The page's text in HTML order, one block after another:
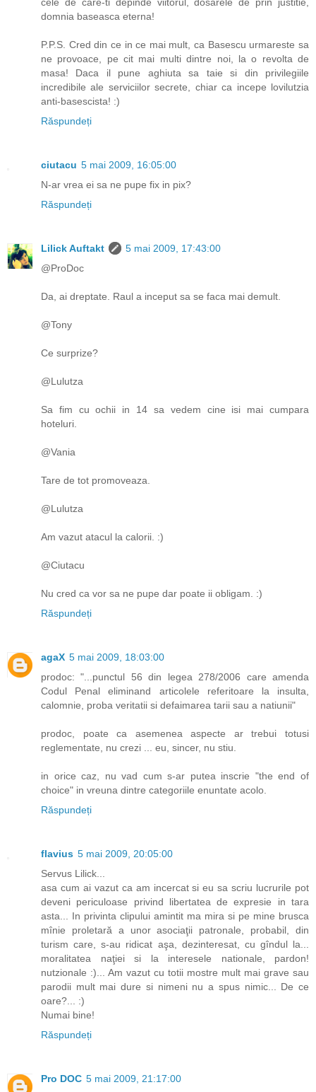
cele de care-ti depinde viitorul, dosarele de prin justitie,
domnia baseasca eterna!
P.P.S. Cred din ce in ce mai mult, ca Basescu urmareste sa
ne provoace, pe cit mai multi dintre noi, la o revolta de
masa! Daca il pune aghiuta sa taie si din privilegiile
incredibile ale serviciilor secrete, chiar ca incepe lovilutzia
anti-basescista! :)
Răspundeți
ciutacu 5 mai 2009, 16:05:00
N-ar vrea ei sa ne pupe fix in pix?
Răspundeți
Lilick Auftakt
5 mai 2009, 17:43:00
@ProDoc
Da, ai dreptate. Raul a inceput sa se faca mai demult.
@Tony
Ce surprize?
@Lulutza
Sa fim cu ochii in 14 sa vedem cine isi mai cumpara
hoteluri.
@Vania
Tare de tot promoveaza.
@Lulutza
Am vazut atacul la calorii. :)
@Ciutacu
Nu cred ca vor sa ne pupe dar poate ii obligam. :)
Răspundeți
agaX 5 mai 2009, 18:03:00
prodoc: "...punctul 56 din legea 278/2006 care amenda
Codul Penal eliminand articolele referitoare la insulta,
calomnie, proba veritatii si defaimarea tarii sau a natiunii"
prodoc, poate ca asemenea aspecte ar trebui totusi
reglementate, nu crezi ... eu, sincer, nu stiu.
in orice caz, nu vad cum s-ar putea inscrie "the end of
choice" in vreuna dintre categoriile enuntate acolo.
Răspundeți
flavius 5 mai 2009, 20:05:00
Servus Lilick...
asa cum ai vazut ca am incercat si eu sa scriu lucrurile pot
deveni periculoase privind libertatea de expresie in tara
asta... In privinta clipului amintit ma mira si pe mine brusca
mînie proletară a unor asociaţii patronale, probabil, din
turism care, s-au ridicat aşa, dezinteresat, cu gîndul la...
moralitatea naţiei si la interesele nationale, pardon!
nutzionale :)... Am vazut cu totii mostre mult mai grave sau
parodii mult mai dure si nimeni nu a spus nimic... De ce
oare?... :)
Numai bine!
Răspundeți
Pro DOC 5 mai 2009, 21:17:00